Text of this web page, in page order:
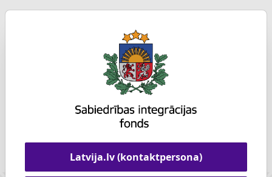
Latvija.lv (kontaktpersona)